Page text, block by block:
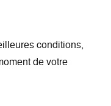
conditions,
de votre